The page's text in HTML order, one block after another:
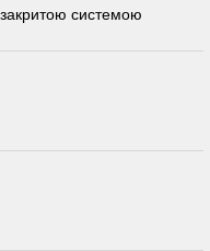
системою